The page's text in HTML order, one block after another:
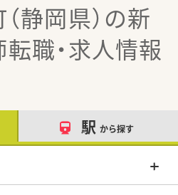
静岡県）の新
職・求人情報
駅 から探す